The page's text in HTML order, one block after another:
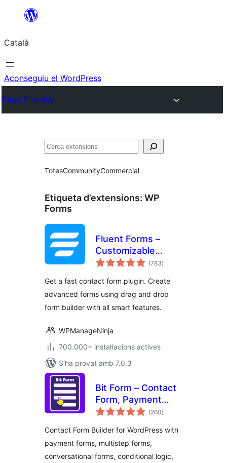
contingut
Català
Aconseguiu el WordPress
Plugin Directory
Cerca
TotesCommunityCommercial
Etiqueta d’extensions: WP
Forms
Fluent Forms –
Customizable
Contact Forms,
Conversational
Form Builder
(783puntuacions
totals
)
Get a fast contact form plugin. Create
advanced forms using drag and drop
form builder with all smart features.
WPManageNinja
700.000+ instal·lacions actives
S'ha provat amb 7.0.3
Bit Form – Contact
Form, Payment
Forms, Multi Step
Custom Form
Builder
(260puntuacions
totals
)
Contact Form Builder for WordPress with
payment forms, multistep forms,
conversational forms, conditional logic,